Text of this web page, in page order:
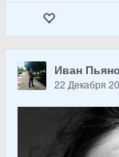
Иван
22 Декабря